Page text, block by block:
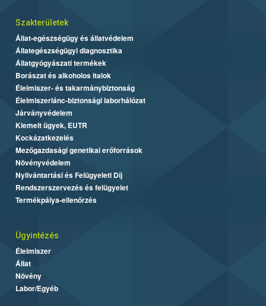
Szakterületek
Állat-egészségügy és állatvédelem
Állategészségügyi diagnosztika
Állatgyógyászati termékek
Borászat és alkoholos italok
Élelmiszer- és takarmánybiztonság
Élelmiszerlánc-biztonsági laborhálózat
Járványvédelem
Kiemelt ügyek, EUTR
Kockázatkezelés
Mezőgazdasági genetikai erőforrások
Növényvédelem
Nyilvántartási és Felügyeleti Díj
Rendszerszervezés és felügyelet
Termékpálya-ellenőrzés
Ügyintézés
Élelmiszer
Állat
Növény
Labor/Egyéb